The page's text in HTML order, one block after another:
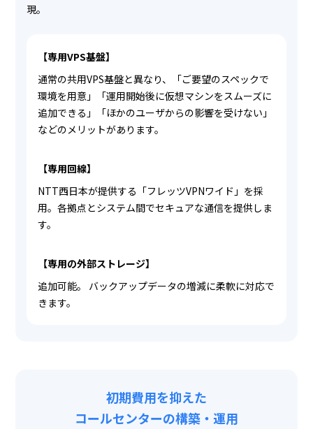
現。
【専用VPS基盤】
通常の共用VPS基盤と異なり、「ご要望のスペックで
環境を用意」「運用開始後に仮想マシンをスムーズに
追加できる」「ほかのユーザからの影響を受けない」
などのメリットがあります。
【専用回線】
NTT西日本が提供する「フレッツVPNワイド」を採
用。各拠点とシステム間でセキュアな通信を提供しま
す。
【専用の外部ストレージ】
追加可能。 バックアップデータの増減に柔軟に対応で
きます。
初期費用を抑えた
コールセンターの構築・運用